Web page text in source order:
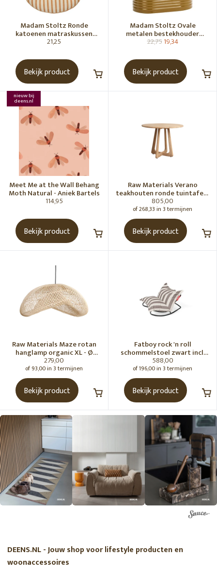
Madam Stoltz Ronde
katoenen matraskussen
Gebroken wit, donkere
21,25
Bekijk product
Madam Stoltz Ovale
metalen bestekhouder
Tapenade
22,7519,34
Bekijk product
nieuw bij
deens.nl
Meet Me at the Wall Behang
Moth Natural - Aniek Bartels
114,95
Bekijk product
Raw Materials Verano
teakhouten ronde tuintafel -
Ø100 cm
805,00
of 268,33 in 3 termijnen
Bekijk product
Raw Materials Maze rotan
hanglamp organic XL - Ø
75x31 cm
279,00
of 93,00 in 3 termijnen
Bekijk product
Fatboy rock 'n roll
schommelstoel zwart incl.
original Outdoor zitzak
Stripe Cacao
588,00
of 196,00 in 3 termijnen
Bekijk product
DEENS.NL - Jouw shop voor lifestyle producten en
woonaccessoires